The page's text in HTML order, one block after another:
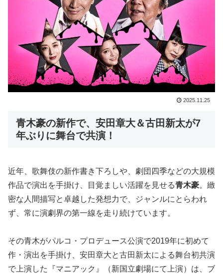
2025.11.25
青木豪の新作で、安田章大＆古田新太が7
年ぶりに舞台で共演！
近年、歌舞伎の新作書き下ろしや、劇団四季などの大規模
作品で演出を手掛け、目覚ましい活躍を見せる青木豪。緻
密な人間描写と卓越した発想力で、ジャンルにとらわれ
ず、常に演劇界の第一線を走り続けています。
その青木がパルコ・プロデュース公演で2019年に初めて
作・演出を手掛け、安田章大と古田新太による舞台初共演
で上演した『マニアック』（新国立劇場にて上演）は、ブ